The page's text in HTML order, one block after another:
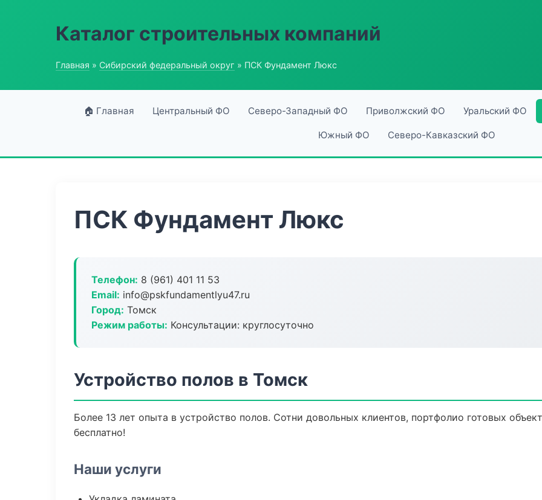
Каталог строительных компаний
Главная » Сибирский федеральный округ » ПСК Фундамент Люкс
🏠 Главная Центральный ФО Северо-Западный ФО Приволжский ФО Уральский ФО
Южный ФО Северо-Кавказский ФО
ПСК Фундамент Люкс
Телефон: 8 (961) 401 11 53
Email: info@pskfundamentlyu47.ru
Город: Томск
Режим работы: Консультации: круглосуточно
Устройство полов в Томск
Более 13 лет опыта в устройство полов. Сотни довольных клиентов, портфолио готовых
бесплатно!
Наши услуги